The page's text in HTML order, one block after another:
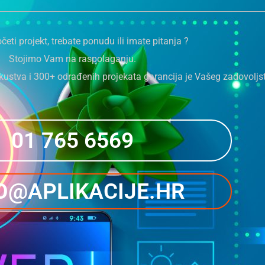
projekt, trebate ponudu ili imate pitanja ?
Stojimo Vam na raspolaganju.
i 300+ odrađenih projekata garancija je Vašeg
01 765 6569